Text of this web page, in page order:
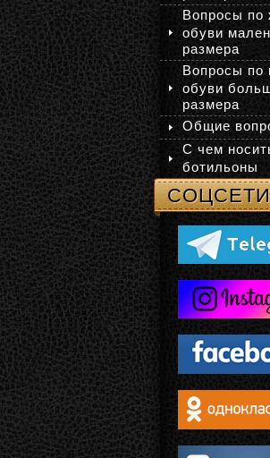
Вопросы по
обуви
размера
Вопросы по
обуви
размера
Общие
С чем
ботильоны